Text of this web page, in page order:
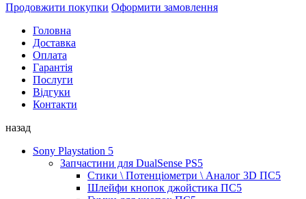
Продовжити покупки Оформити замовлення
Головна
Доставка
Оплата
Гарантія
Послуги
Відгуки
Контакти
назад
Sony Playstation 5
Запчастини для DualSense PS5
Стики \ Потенціометри \ Аналог 3D ПС5
Шлейфи кнопок джойстика ПС5